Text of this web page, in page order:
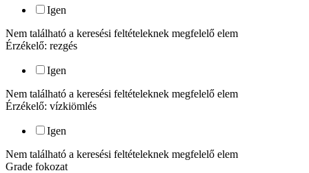
Igen
Nem található a keresési feltételeknek megfelelő elem
Érzékelő: rezgés
Igen
Nem található a keresési feltételeknek megfelelő elem
Érzékelő: vízkiömlés
Igen
Nem található a keresési feltételeknek megfelelő elem
Grade fokozat